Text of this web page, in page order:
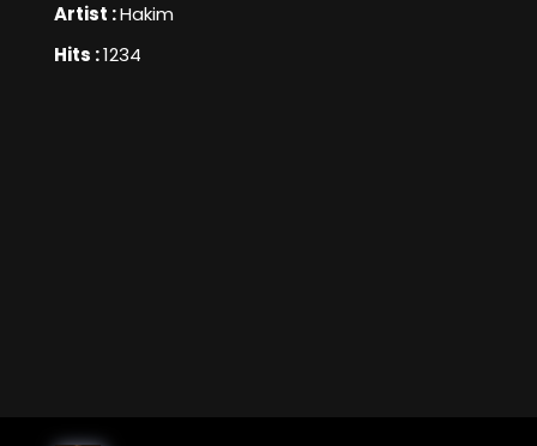
Artist :Hakim
Hits :1234